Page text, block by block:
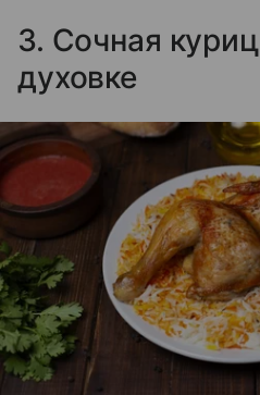
3. Сочная
духовке